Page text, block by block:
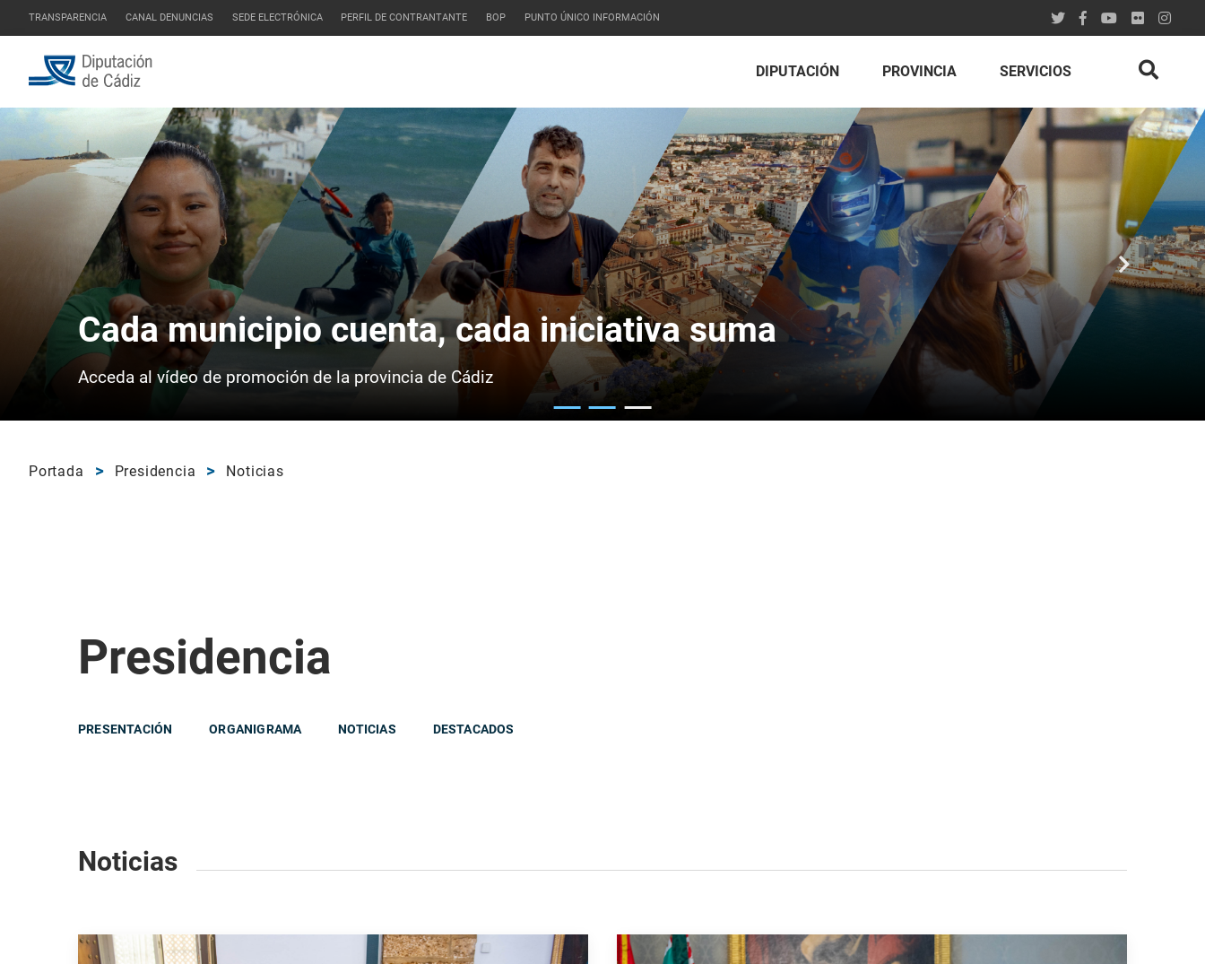
TRANSPARENCIA CANAL DENUNCIAS SEDE ELECTRÓNICA PERFIL DE CONTRANTANTE BOP PUNTO ÚNICO INFORMACIÓN
DIPUTACIÓN PROVINCIA SERVICIOS
Boletín de la Diputación de Cádiz
Conozca las noticias y previsiones informativas de la institución provincial
Cada municipio cuenta, cada iniciativa suma
Acceda al vídeo de promoción de la provincia de Cádiz
Portada Presidencia Noticias
Presidencia
PRESENTACIÓN ORGANIGRAMA NOTICIAS DESTACADOS
Noticias